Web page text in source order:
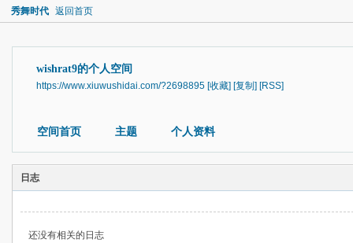
秀舞时代 返回首页
wishrat9的个人空间
https://www.xiuwushidai.com/?2698895 [收藏] [复制] [RSS]
空间首页 主题 个人资料
日志
还没有相关的日志